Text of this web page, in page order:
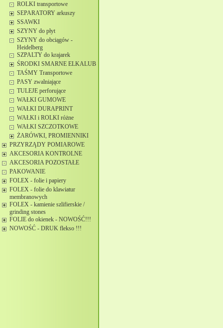
ROLKI transportowe
SEPARATORY arkuszy
SSAWKI
SZYNY do płyt
SZYNY do obciągów -
Heidelberg
SZPALTY do krajarek
ŚRODKI SMARNE ELKALUB
TAŚMY Transportowe
PASY zwalniające
TULEJE perforujące
WAŁKI GUMOWE
WAŁKI DURAPRINT
WAŁKI i ROLKI różne
WAŁKI SZCZOTKOWE
ŻARÓWKI, PROMIENNIKI
PRZYRZĄDY POMIAROWE
AKCESORIA KONTROLNE
AKCESORIA POZOSTAŁE
PAKOWANIE
FOLEX - folie i papiery
FOLEX - folie do klawiatur
membranowych
FOLEX - kamienie szlifierskie /
grinding stones
FOLIE do okienek - NOWOŚĆ!!!
NOWOŚĆ - DRUK flekso !!!